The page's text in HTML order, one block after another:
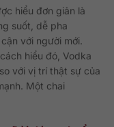
hiểu đơn giản là
suốt, dễ pha
với người mới.
hiểu đó, Vodka
với vị trí thật sự của
Một chai